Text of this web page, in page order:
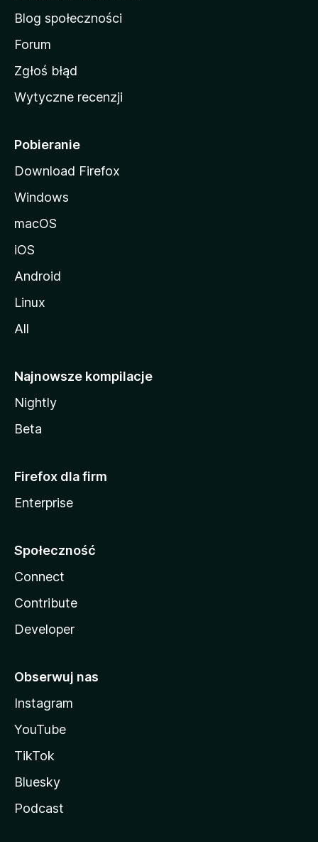
M
o
z
l
i
Blog społeczności
Forum
Zgłoś błąd
Wytyczne recenzji
Pobieranie
Download Firefox
Windows
macOS
iOS
Android
Linux
All
Najnowsze kompilacje
Nightly
Beta
Firefox dla firm
Enterprise
Społeczność
Connect
Contribute
Developer
Obserwuj nas
Instagram
YouTube
TikTok
Bluesky
Podcast